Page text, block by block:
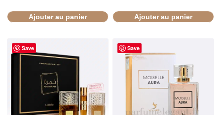
Ajouter au panier Ajouter au panier
Save Save